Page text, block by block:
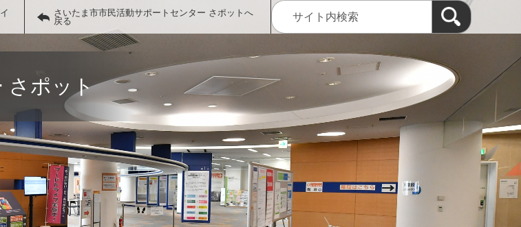
さいたま市市民活動サポートセンター さポットへ
戻る
さポット